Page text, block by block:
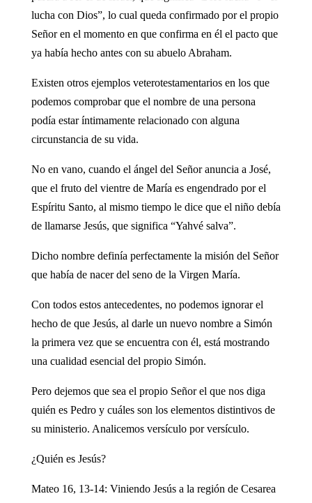
lucha con Dios”, lo cual queda confirmado por el propio
Señor en el momento en que confirma en él el pacto que
ya había hecho antes con su abuelo Abraham.
Existen otros ejemplos veterotestamentarios en los que
podemos comprobar que el nombre de una persona
podía estar íntimamente relacionado con alguna
circunstancia de su vida.
No en vano, cuando el ángel del Señor anuncia a José,
que el fruto del vientre de María es engendrado por el
Espíritu Santo, al mismo tiempo le dice que el niño debía
de llamarse Jesús, que significa “Yahvé salva”.
Dicho nombre definía perfectamente la misión del Señor
que había de nacer del seno de la Virgen María.
Con todos estos antecedentes, no podemos ignorar el
hecho de que Jesús, al darle un nuevo nombre a Simón
la primera vez que se encuentra con él, está mostrando
una cualidad esencial del propio Simón.
Pero dejemos que sea el propio Señor el que nos diga
quién es Pedro y cuáles son los elementos distintivos de
su ministerio. Analicemos versículo por versículo.
¿Quién es Jesús?
Mateo 16, 13-14: Viniendo Jesús a la región de Cesarea